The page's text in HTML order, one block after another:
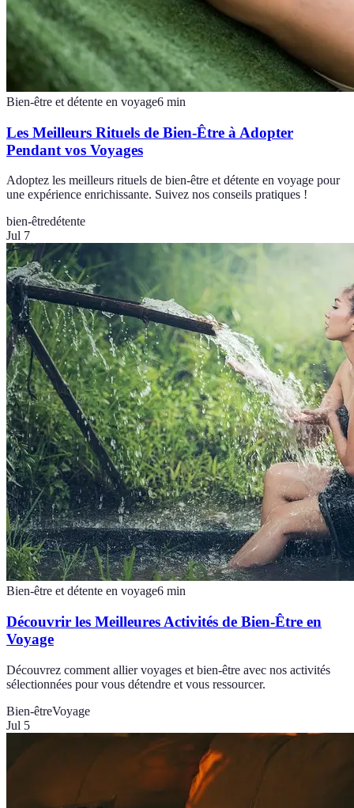
Bien-être et détente en voyage6 min
Les Meilleurs Rituels de Bien-Être à Adopter
Pendant vos Voyages
Adoptez les meilleurs rituels de bien-être et détente en voyage pour
une expérience enrichissante. Suivez nos conseils pratiques !
bien-êtredétente
Jul 7
Bien-être et détente en voyage6 min
Découvrir les Meilleures Activités de Bien-Être en
Voyage
Découvrez comment allier voyages et bien-être avec nos activités
sélectionnées pour vous détendre et vous ressourcer.
Bien-êtreVoyage
Jul 5